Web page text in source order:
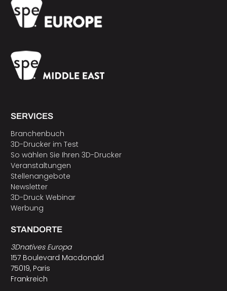
SERVICES
Branchenbuch
3D-Drucker im Test
So wählen Sie Ihren 3D-Drucker
Veranstaltungen
Stellenangebote
Newsletter
3D-Druck Webinar
Werbung
STANDORTE
3Dnatives Europa
157 Boulevard Macdonald
75019, Paris
Frankreich